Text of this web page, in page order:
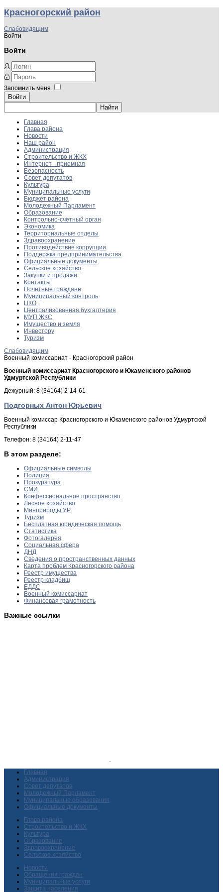
Красногорский район
Слабовидящим
Войти
Войти
Запомнить меня
Войти
Главная
Глава района
Новости
Наш район
Администрация
Строительство и ЖКХ
Интернет - приемная
Безопасность
Совет депутатов
Культура
Муниципальные услуги
Бюджет района
Молодежный Парламент
Образование
Контрольно-счётный орган
Экономика
Территориальные отделы
Здравоохранение
Противодействие коррупции
Поддержка предпринимательства
Официальные документы
Сельское хозяйство
Закупки и продажи
Контакты
Почетные граждане
Муниципальный контроль
ЦКО
Централизованная бухгалтерия
МУП ЖКС
Имущество и земля
Инвестору
Туризм
Слабовидящим
Военный комиссариат - Красногорский район
Военный комиссариат Красногорского и Юкаменского районов
Удмуртской Республики
Дежурный: 8 (34164) 2-14-61
Подгорных Антон Юрьевич
Военный комиссар Красногорского и Юкаменского районов Удмуртской
Республики
Телефон: 8 (34164) 2-11-47
В этом разделе:
Официальные символы
Полиция
Прокуратура
СМИ
Конфессиональное пространство
Лесное хозяйство
Минприроды УР
Туризм
Бесплатная юридическая помощь
Статистика
Фотогалерея
Социальная сфера
ДНД
Сведения о пространственных данных
Карта проблем Красногорского района
Реестр имущества
Реестр кладбищ
ЕДДС
Военный комиссариат
Финансовая грамотность
Важные ссылки
Главная
Администрация
Совет депутатов
Молодежный Парламент
Муниципальные образования
Официальные документы
Глава района
Строительство и ЖКХ
Культура
Образование
Здравоохранение
Сельское хозяйство
Новости
Обращения граждан
Муниципальные услуги
Защита населения